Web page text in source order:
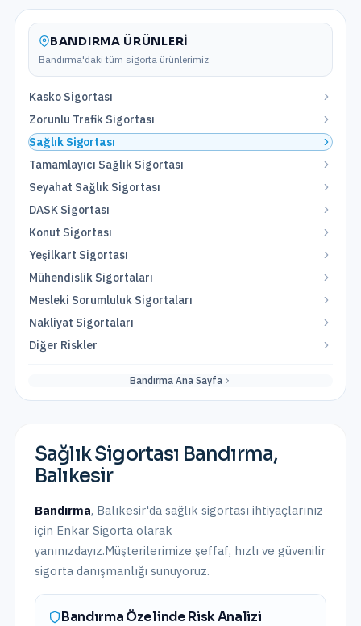
BANDIRMA ÜRÜNLERI
Bandırma'daki tüm sigorta ürünlerimiz
Kasko Sigortası
Zorunlu Trafik Sigortası
Sağlık Sigortası
Tamamlayıcı Sağlık Sigortası
Seyahat Sağlık Sigortası
DASK Sigortası
Konut Sigortası
Yeşilkart Sigortası
Mühendislik Sigortaları
Mesleki Sorumluluk Sigortaları
Nakliyat Sigortaları
Diğer Riskler
BandırmaAna Sayfa
Sağlık Sigortası Bandırma,
Balıkesir
Bandırma, Balıkesir'da sağlık sigortası ihtiyaçlarınız
için Enkar Sigorta olarak
yanınızdayız.Müşterilerimize şeffaf, hızlı ve güvenilir
sigorta danışmanlığı sunuyoruz.
BandırmaÖzelinde Risk Analizi